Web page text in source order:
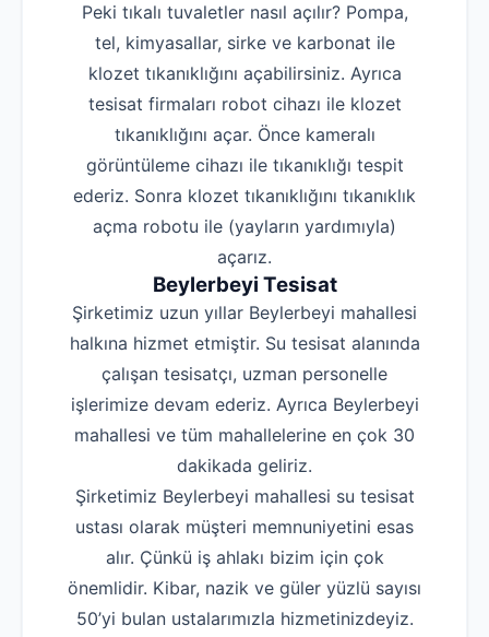
Peki tıkalı tuvaletler nasıl açılır? Pompa,
tel, kimyasallar, sirke ve karbonat ile
klozet tıkanıklığını açabilirsiniz. Ayrıca
tesisat firmaları robot cihazı ile klozet
tıkanıklığını açar. Önce kameralı
görüntüleme cihazı ile tıkanıklığı tespit
ederiz. Sonra klozet tıkanıklığını tıkanıklık
açma robotu ile (yayların yardımıyla)
açarız.
Beylerbeyi Tesisat
Şirketimiz uzun yıllar Beylerbeyi mahallesi
halkına hizmet etmiştir. Su tesisat alanında
çalışan tesisatçı, uzman personelle
işlerimize devam ederiz. Ayrıca Beylerbeyi
mahallesi ve tüm mahallelerine en çok 30
dakikada geliriz.
Şirketimiz Beylerbeyi mahallesi su tesisat
ustası olarak müşteri memnuniyetini esas
alır. Çünkü iş ahlakı bizim için çok
önemlidir. Kibar, nazik ve güler yüzlü sayısı
50’yi bulan ustalarımızla hizmetinizdeyiz.